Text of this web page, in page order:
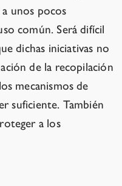
unos pocos
común. Será difícil
dichas iniciativas no
de la recopilación
mecanismos de
suficiente. También
a los